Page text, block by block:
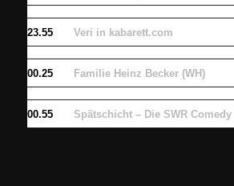
23.55 Veri in kabarett.com
00.25 Familie Heinz Becker (WH)
00.55 Spätschicht – Die SWR Comedy